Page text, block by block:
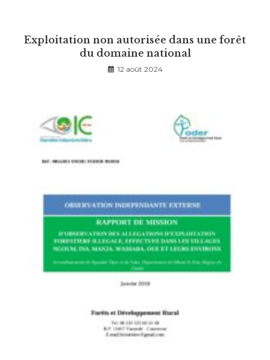
Exploitation non autorisée dans une forêt
du domaine national
12 août 2024